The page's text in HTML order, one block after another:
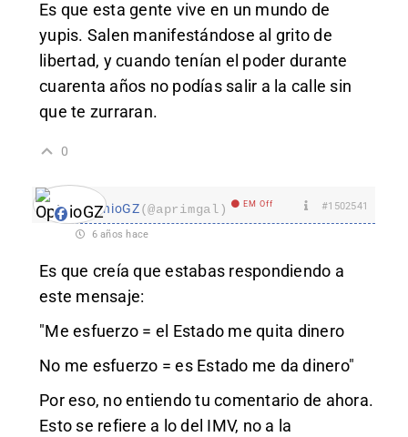
Es que esta gente vive en un mundo de
yupis. Salen manifestándose al grito de
libertad, y cuando tenían el poder durante
cuarenta años no podías salir a la calle sin
que te zurraran.
0
OpinioGZ(@aprimgal) EM Off #1502541
6 años hace
Es que creía que estabas respondiendo a
este mensaje:
"Me esfuerzo = el Estado me quita dinero
No me esfuerzo = es Estado me da dinero"
Por eso, no entiendo tu comentario de ahora.
Esto se refiere a lo del IMV, no a la